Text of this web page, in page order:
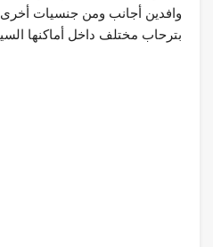
وافدين أجانب ومن جنسيات
بترحاب مختلف داخل أماكنها